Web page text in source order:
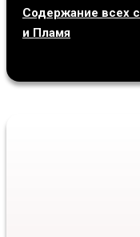
Содержание всех
и Пламя